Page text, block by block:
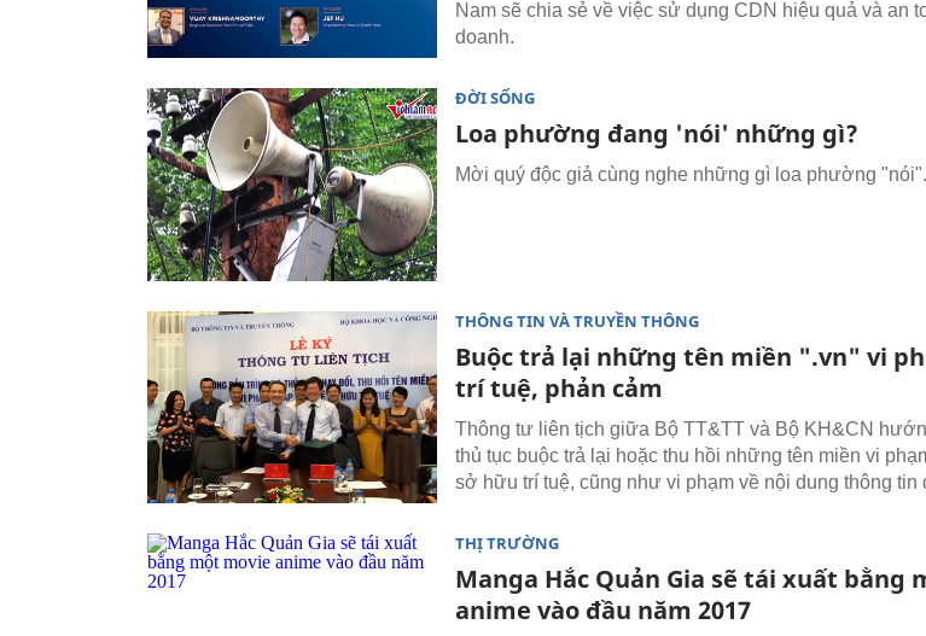
Nam sẽ chia sẻ về việc sử dụng CDN hiệu quả và an
doanh.
ĐỜI SỐNG
Loa phường đang 'nói' những gì?
Mời quý độc giả cùng nghe những gì loa phường
THÔNG TIN VÀ TRUYỀN THÔNG
Buộc trả lại những tên miền ".vn" vi
trí tuệ, phản cảm
Thông tư liên tịch giữa Bộ TT&TT và Bộ KH&CN
thủ tục buộc trả lại hoặc thu hồi những tên miền vi
sở hữu trí tuệ, cũng như vi phạm về nội dung thông tin
THỊ TRƯỜNG
Manga Hắc Quản Gia sẽ tái xuất bằng
anime vào đầu năm 2017